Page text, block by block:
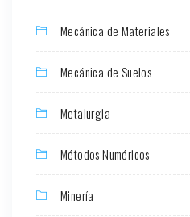
Mecánica de Materiales
Mecánica de Suelos
Metalurgia
Métodos Numéricos
Minería